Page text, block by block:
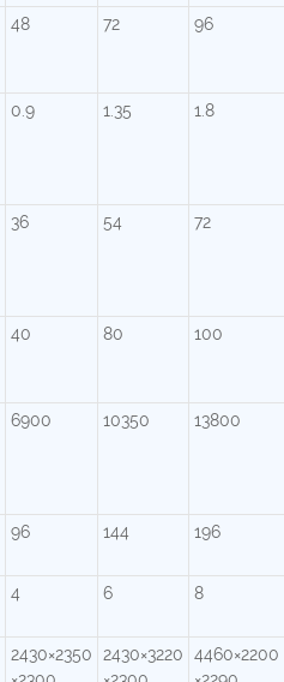
48 72 96
0.9 1.35 1.8
36 54 72
40 80 100
6900 10350 13800
96 144 196
4 6 8
2430×2350
2430×3220
4460×2200